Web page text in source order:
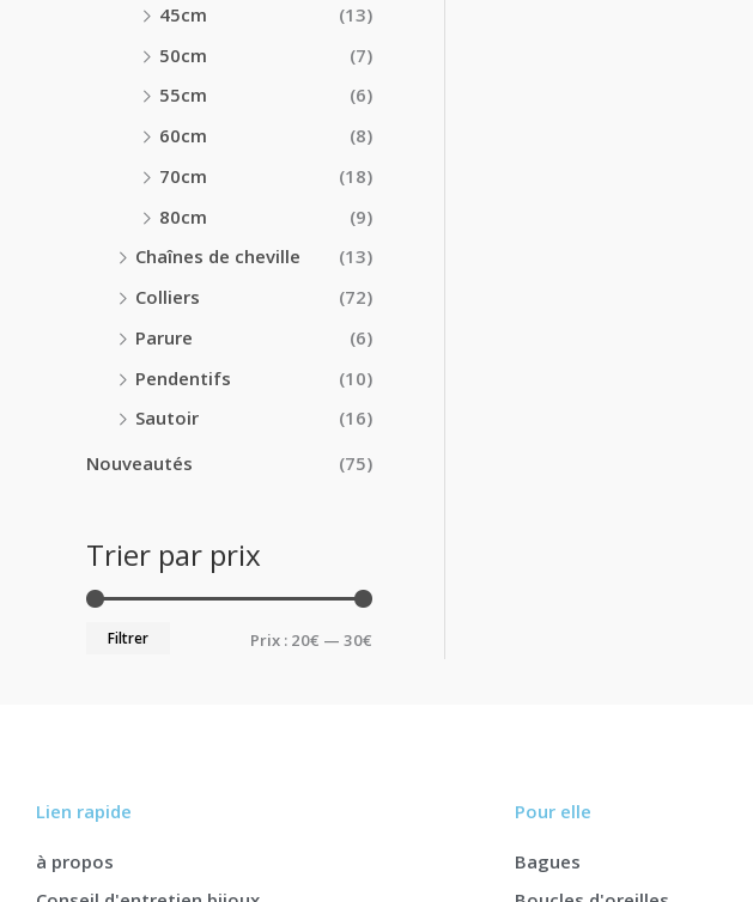
45cm
(13)
50cm
(7)
55cm
(6)
60cm
(8)
70cm
(18)
80cm
(9)
Chaînes de cheville
(13)
Colliers
(72)
Parure
(6)
Pendentifs
(10)
Sautoir
(16)
Nouveautés
(75)
Trier par prix
Filtrer Prix : 20€ — 30€
Lien rapide
à propos
Pour elle
Bagues